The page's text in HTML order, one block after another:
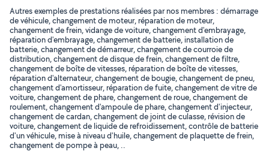
Autres exemples de prestations réalisées par nos membres : démarrage
de véhicule, changement de moteur, réparation de moteur,
changement de frein, vidange de voiture, changement d'embrayage,
réparation d'embrayage, changement de batterie, installation de
batterie, changement de démarreur, changement de courroie de
distribution, changement de disque de frein, changement de filtre,
changement de boîte de vitesses, réparation de boîte de vitesses,
réparation d'alternateur, changement de bougie, changement de pneu,
changement d'amortisseur, réparation de fuite, changement de vitre de
voiture, changement de phare, changement de roue, changement de
roulement, changement d'ampoule de phare, changement d'injecteur,
changement de cardan, changement de joint de culasse, révision de
voiture, changement de liquide de refroidissement, contrôle de batterie
d'un véhicule, mise à niveau d'huile, changement de plaquette de frein,
changement de pompe à peau, ..